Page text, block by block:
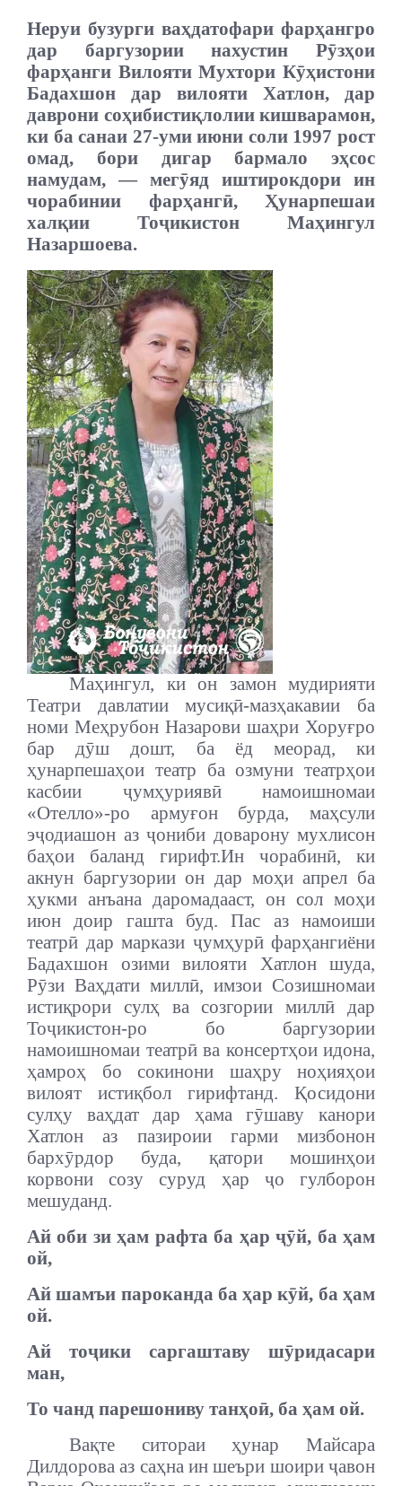
Неруи бузурги ваҳдатофари фарҳангро
дар баргузории нахустин Рӯзҳои
фарҳанги Вилояти Мухтори Кӯҳистони
Бадахшон дар вилояти Хатлон, дар
даврони соҳибистиқлолии кишварамон,
ки ба санаи 27-уми июни соли 1997 рост
омад, бори дигар бармало эҳсос
намудам, — мегӯяд иштирокдори ин
чорабинии фарҳангӣ, Ҳунарпешаи
халқии Тоҷикистон Маҳингул
Назаршоева.
Маҳингул, ки он замон мудирияти
Театри давлатии мусиқӣ-мазҳакавии ба
номи Меҳрубон Назарови шаҳри Хоруғро
бар дӯш дошт, ба ёд меорад, ки
ҳунарпешаҳои театр ба озмуни театрҳои
касбии ҷумҳуриявӣ намоишномаи
«Отелло»-ро армуғон бурда, маҳсули
эҷодиашон аз ҷониби доварону мухлисон
баҳои баланд гирифт.Ин чорабинӣ, ки
акнун баргузории он дар моҳи апрел ба
ҳукми анъана даромадааст, он сол моҳи
июн доир гашта буд. Пас аз намоиши
театрӣ дар маркази ҷумҳурӣ фарҳангиёни
Бадахшон озими вилояти Хатлон шуда,
Рӯзи Ваҳдати миллӣ, имзои Созишномаи
истиқрори сулҳ ва созгории миллӣ дар
Тоҷикистон-ро бо баргузории
намоишномаи театрӣ ва консертҳои идона,
ҳамроҳ бо сокинони шаҳру ноҳияҳои
вилоят истиқбол гирифтанд.
Қосидони
сулҳу ваҳдат дар ҳама гӯшаву канори
Хатлон аз пазироии гарми мизбонон
бархӯрдор буда, қатори мошинҳои
корвони созу суруд ҳар ҷо гулборон
мешуданд.
Ай оби зи ҳам рафта ба ҳар ҷӯй, ба ҳам
ой,
Ай шамъи пароканда ба ҳар кӯй, ба ҳам
ой.
Ай тоҷики саргаштаву шӯридасари
ман,
То чанд парешониву танҳоӣ, ба ҳам ой.
Вақте ситораи ҳунар Майсара
Дилдорова аз саҳна ин шеъри шоири ҷавон